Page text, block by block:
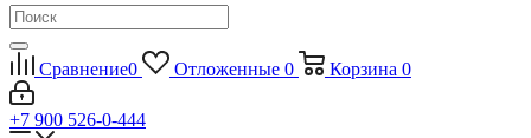
Сравнение0 Отложенные 0 Корзина 0
+7 900 526-0-444